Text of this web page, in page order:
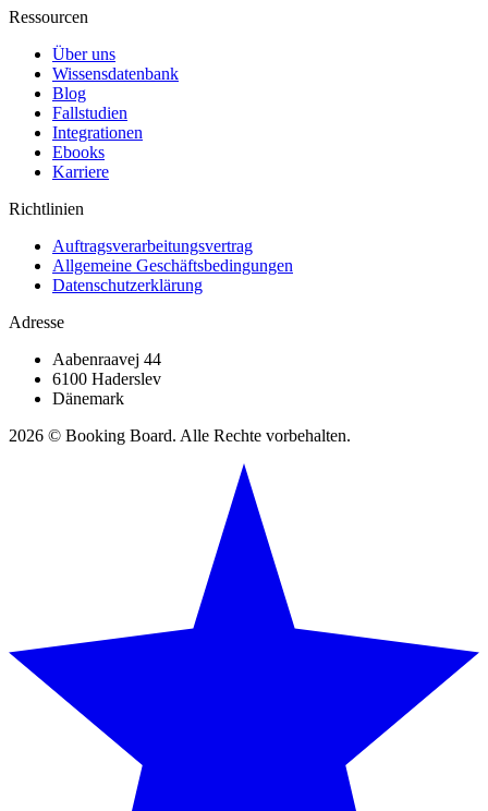
Ressourcen
Über uns
Wissensdatenbank
Blog
Fallstudien
Integrationen
Ebooks
Karriere
Richtlinien
Auftragsverarbeitungsvertrag
Allgemeine Geschäftsbedingungen
Datenschutzerklärung
Adresse
Aabenraavej 44
6100 Haderslev
Dänemark
2026 © Booking Board. Alle Rechte vorbehalten.